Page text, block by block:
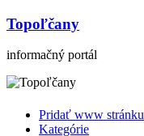
Topoľčany
informačný portál
Pridať www stránku
Kategórie